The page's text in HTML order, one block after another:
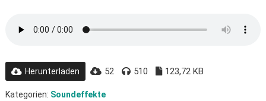
Herunterladen 52 510 123,72 KB
Kategorien: Soundeffekte